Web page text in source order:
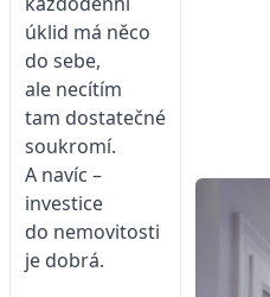
úklid má něco
do sebe,
ale necítím
tam dostatečné
soukromí.
A navíc –
investice
do nemovitosti
je dobrá.